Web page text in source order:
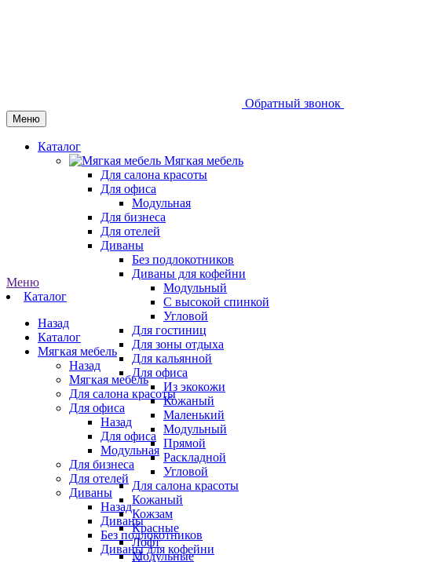
Обратный звонок
Меню
Каталог
Мягкая мебель
Для салона красоты
Для офиса
Модульная
Для бизнеса
Для отелей
Диваны
Без подлокотников
Диваны для кофейни
Модульный
С высокой спинкой
Угловой
Для гостиниц
Для зоны отдыха
Для кальянной
Для офиса
Из экокожи
Кожаный
Маленький
Модульный
Прямой
Раскладной
Угловой
Для салона красоты
Кожаный
Кожзам
Красные
Лофт
Модульные
Меню
Каталог
Назад
Каталог
Мягкая мебель
Назад
Мягкая мебель
Для салона красоты
Для офиса
Назад
Для офиса
Модульная
Для бизнеса
Для отелей
Диваны
Назад
Диваны
Без подлокотников
Диваны для кофейни